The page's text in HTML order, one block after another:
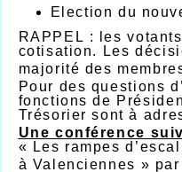
Election du
RAPPEL : les
cotisation. Les
majorité des
Pour des questions
fonctions de
Trésorier sont à
Une conférence
« Les rampes
à Valenciennes » par